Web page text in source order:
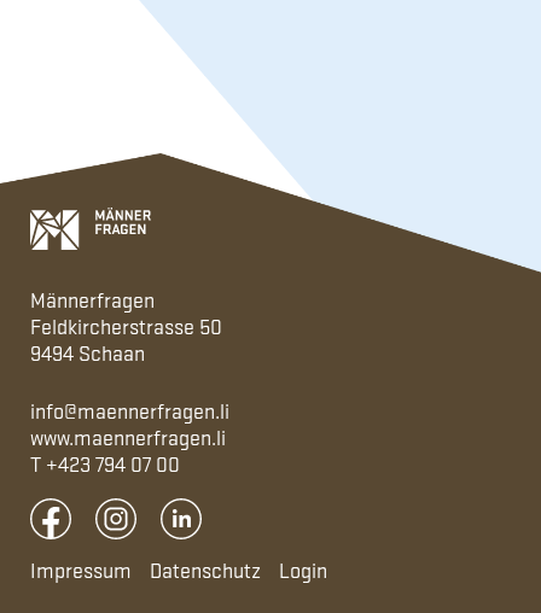
Männerfragen
Feldkircherstrasse 50
9494 Schaan
info@maennerfragen.li
www.maennerfragen.li
T +423 794 07 00
Impressum Datenschutz Login